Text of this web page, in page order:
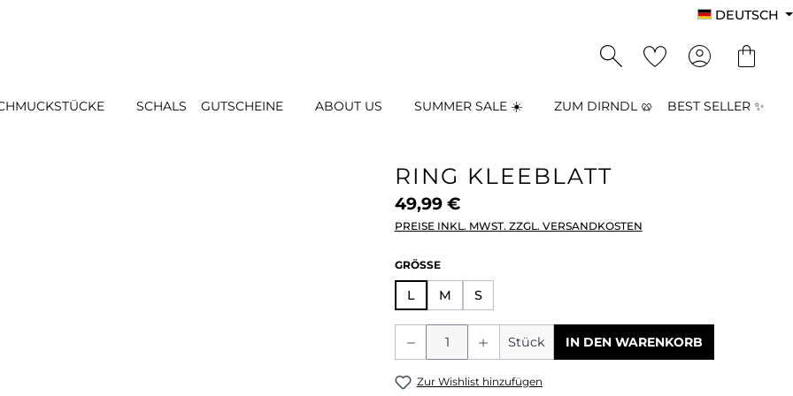
DEUTSCH
SCHALS GUTSCHEINE ABOUT US SUMMER SALE ☀️ ZUM DIRNDL 🥨 BEST SELLER ✨
RING KLEEBLATT
49,99 €
PREISE INKL. MWST. ZZGL. VERSANDKOSTEN
GRÖSSE AUSWÄHLEN
L M S
Produkt Anzahl: Gib den
Stück IN DEN WARENKORB
Zur Wishlist hinzufügen